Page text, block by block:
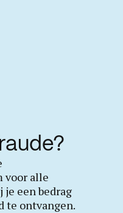
voor alle
je een bedrag
te ontvangen.